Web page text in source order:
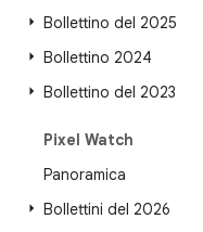
Bollettino del 2025
Bollettino 2024
Bollettino del 2023
Pixel Watch
Panoramica
Bollettini del 2026